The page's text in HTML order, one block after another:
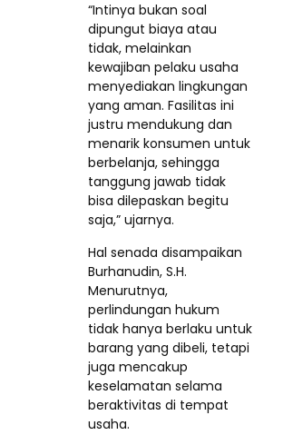
“Intinya bukan soal
dipungut biaya atau
tidak, melainkan
kewajiban pelaku usaha
menyediakan lingkungan
yang aman. Fasilitas ini
justru mendukung dan
menarik konsumen untuk
berbelanja, sehingga
tanggung jawab tidak
bisa dilepaskan begitu
saja,” ujarnya.
Hal senada disampaikan
Burhanudin, S.H.
Menurutnya,
perlindungan hukum
tidak hanya berlaku untuk
barang yang dibeli, tetapi
juga mencakup
keselamatan selama
beraktivitas di tempat
usaha.